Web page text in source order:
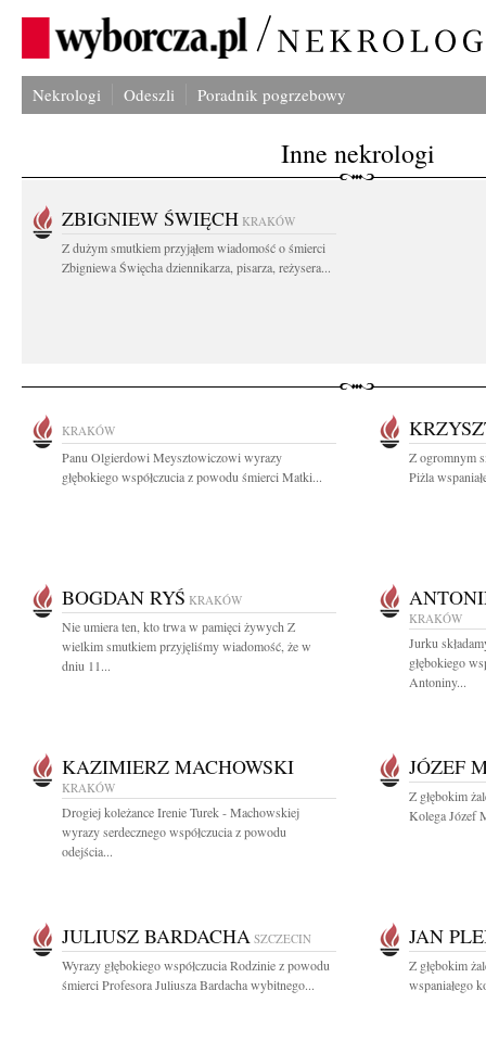
Nekrologi Odeszli Poradnik pogrzebowy
Inne nekrologi
ZBIGNIEW ŚWIĘCH KRAKÓW
Z dużym smutkiem przyjąłem wiadomość o śmierci
Zbigniewa Święcha dziennikarza, pisarza, reżysera...
KRAKÓW
Panu Olgierdowi Meysztowiczowi wyrazy
głębokiego współczucia z powodu śmierci Matki...
Z ogromnym
Piżla
BOGDAN RYŚ KRAKÓW
Nie umiera ten, kto trwa w pamięci żywych Z
wielkim smutkiem przyjęliśmy wiadomość, że w
dniu 11...
KRAKÓW
Jurku
głębokiego
Antoniny...
KAZIMIERZ MACHOWSKI
KRAKÓW
Drogiej koleżance Irenie Turek - Machowskiej
wyrazy serdecznego współczucia z powodu
odejścia...
JÓZEF
Z głębokim
Kolega Józef
JULIUSZ BARDACHA SZCZECIN
Wyrazy głębokiego współczucia Rodzinie z powodu
śmierci Profesora Juliusza Bardacha wybitnego...
JAN
Z głębokim
wspaniałego